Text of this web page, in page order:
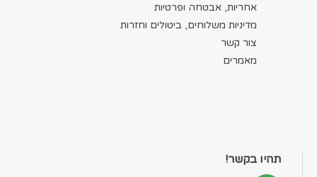
אחריות, אבטחה ופרטיות
מדיניות משלוחים, ביטולים וחזרות
צור קשר
מאמרים
תהיו בקשר!